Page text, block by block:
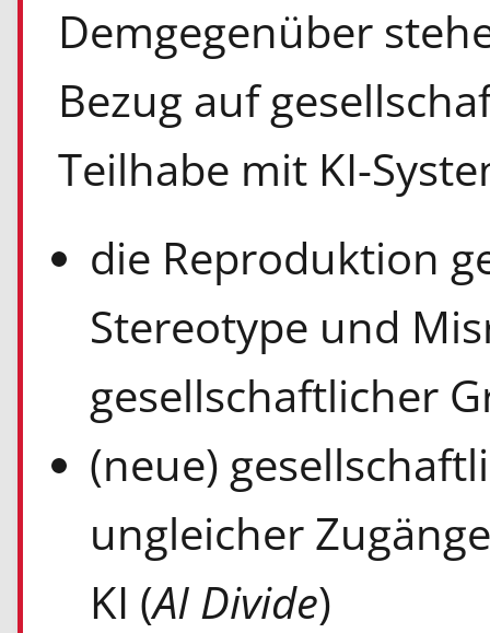
Demgegenüber
Bezug auf
Teilhabe mit KI-
die Reproduktion
Stereotype und
gesellschaftlicher
(neue)
ungleicher
KI (AI Divide)